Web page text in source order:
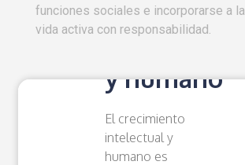
funciones sociales e incorporarse a la
vida activa con responsabilidad.
Crecimiento
y humano
El crecimiento
intelectual y
humano es